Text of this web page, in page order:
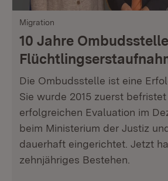
Migration
10 Jahre
Die Ombudsstelle ist eine
Sie wurde 2015 zuerst
erfolgreichen Evaluation im
beim Ministerium der Justiz
dauerhaft eingerichtet. Jetzt
zehnjähriges Bestehen.